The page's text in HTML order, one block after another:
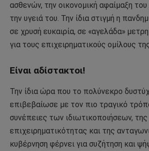
ασθενών, την οικονομική αφαίμαξη του
την υγειά του. Την ίδια στιγμή η
σε χρυσή ευκαιρία, σε «αγελάδα»
για τους επιχειρηματικούς ομίλους
Είναι αδίστακτοι!
Την ίδια ώρα που το πολύνεκρο
επιβεβαίωσε με τον πιο τραγικό
συνέπειες των ιδιωτικοποιήσεων, της
επιχειρηματικότητας και της
κυβέρνηση φέρνει για συζήτηση και